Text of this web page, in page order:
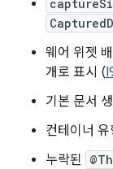
웨어 위젯
개로 표시 (
기본 문서
컨테이너
누락된